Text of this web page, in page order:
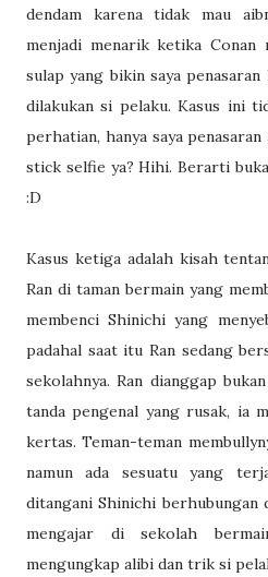
dendam karena tidak mau
menjadi menarik ketika
sulap yang bikin saya
dilakukan si pelaku. Kasus ini
perhatian, hanya saya
stick selfie ya? Hihi. Berarti
:D
Kasus ketiga adalah kisah
Ran di taman bermain yang
membenci Shinichi yang
padahal saat itu Ran sedang
sekolahnya. Ran dianggap
tanda pengenal yang rusak, ia
kertas. Teman-teman
namun ada sesuatu yang
ditangani Shinichi berhubungan
mengajar di sekolah
mengungkap alibi dan trik si